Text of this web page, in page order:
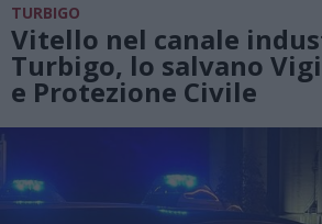
TURBIGO
Vitello nel canale
Turbigo, lo salvano
e Protezione Civile